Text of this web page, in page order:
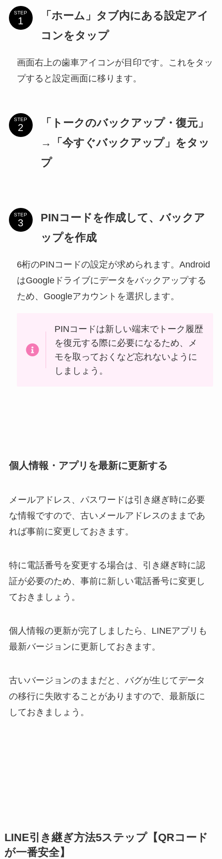
STEP
「ホーム」タブ内にある設定アイ
コンをタップ
画面右上の歯車アイコンが目印です。これをタッ
プすると設定画面に移ります。
STEP
「トークのバックアップ・復元」
→「今すぐバックアップ」をタッ
プ
STEP
PINコードを作成して、バックア
ップを作成
6桁のPINコードの設定が求められます。Android
はGoogleドライブにデータをバックアップする
ため、Googleアカウントを選択します。
PINコードは新しい端末でトーク履歴
を復元する際に必要になるため、メ
モを取っておくなど忘れないように
しましょう。
個人情報・アプリを最新に更新する
メールアドレス、パスワードは引き継ぎ時に必要
な情報ですので、古いメールアドレスのままであ
れば事前に変更しておきます。
特に電話番号を変更する場合は、引き継ぎ時に認
証が必要のため、事前に新しい電話番号に変更し
ておきましょう。
個人情報の更新が完了しましたら、LINEアプリも
最新バージョンに更新しておきます。
古いバージョンのままだと、バグが生じてデータ
の移行に失敗することがありますので、最新版に
しておきましょう。
LINE引き継ぎ方法5ステップ【QRコード
が一番安全】